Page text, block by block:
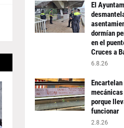
El
dormían
en el
Cruces a
6.8.26
porque
funcionar
2.8.26